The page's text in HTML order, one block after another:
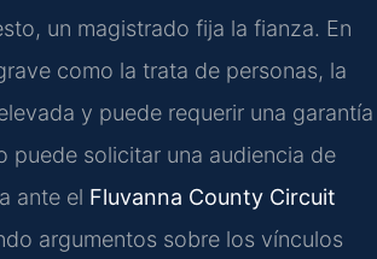
un magistrado fija la fianza. En
como la trata de personas, la
y puede requerir una garantía
puede solicitar una audiencia de
ante el Fluvanna County Circuit
argumentos sobre los vínculos